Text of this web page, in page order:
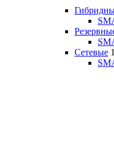
Сетевые 1